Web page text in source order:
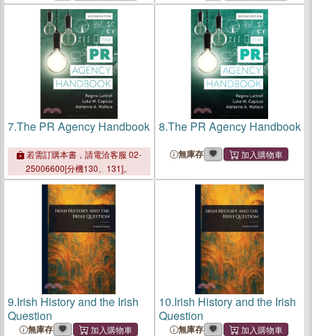
7.The PR Agency Handbook
若需訂購本書，請電洽客服 02-
25006600[分機130、131]。
8.The PR Agency Handbook
無庫存
9.Irish History and the Irish
Question
無庫存
10.Irish History and the Irish
Question
無庫存